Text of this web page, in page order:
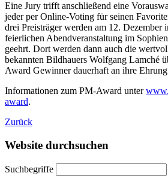
Eine Jury trifft anschließend eine
jeder per Online-Voting für seinen
drei Preisträger werden am 12. Dezember
feierlichen Abendveranstaltung im
geehrt. Dort werden dann auch die
bekannten Bildhauers Wolfgang Lamché
Award Gewinner dauerhaft an ihre
Informationen zum PM-Award unter
award.
Zurück
Website durchsuchen
Suchbegriffe